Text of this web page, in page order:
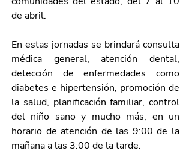
de abril.
En estas jornadas se brindará consulta
médica general, atención dental,
detección de enfermedades como
diabetes e hipertensión, promoción de
la salud, planificación familiar, control
del niño sano y mucho más, en un
horario de atención de las 9:00 de la
mañana a las 3:00 de la tarde.